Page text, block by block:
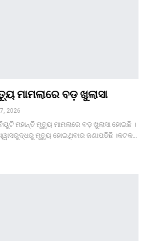
ମାମଲାରେ ବଡ଼ ଖୁଲାସା
2026
ମହାନ୍ତି ମୃତ୍ୟୁ ମାମଲାରେ ବଡ଼ ଖୁଲାସା ହୋଇଛି ।
ମୃତ୍ୟୁ ହୋଇଥିବାର ଜଣାପଡିଛି ।କଟକ…